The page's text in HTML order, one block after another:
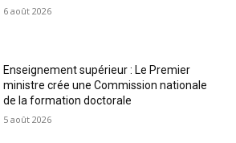
6 août 2026
Enseignement supérieur : Le Premier
ministre crée une Commission nationale
de la formation doctorale
5 août 2026